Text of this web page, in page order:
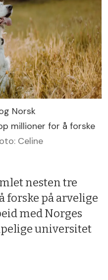
Norsk
millioner for å forske
Celine
nesten tre
på arvelige
med Norges
universitet